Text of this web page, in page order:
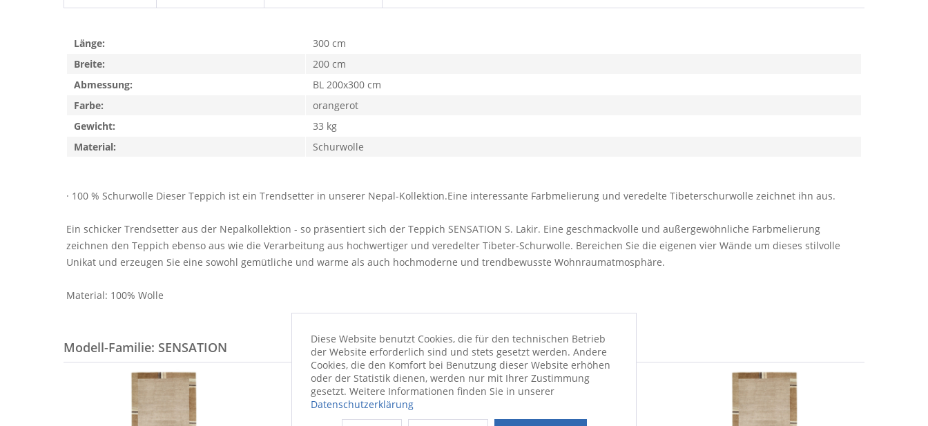
· 100 % Schurwolle Dieser Teppich ist ein Trendsetter in unserer Nepal-Kollektion.Eine interessante Farbmelierung und veredelte Tibeterschurwolle zeichnet ihn aus.
Ein schicker Trendsetter aus der Nepalkollektion - so präsentiert sich der Teppich SENSATION S. Lakir. Eine geschmackvolle und außergewöhnliche Farbmelierung
zeichnen den Teppich ebenso aus wie die Verarbeitung aus hochwertiger und veredelter Tibeter-Schurwolle. Bereichen Sie die eigenen vier Wände um dieses stilvolle
Unikat und erzeugen Sie eine sowohl gemütliche und warme als auch hochmoderne und trendbewusste Wohnraumatmosphäre.
Material: 100% Wolle
Länge:
300 cm
Breite:
200 cm
Abmessung:
BL 200x300 cm
Farbe:
orangerot
Gewicht:
33 kg
Material:
Schurwolle
Modell-Familie: SENSATION
Diese Website benutzt Cookies, die für den technischen Betrieb
der Website erforderlich sind und stets gesetzt werden. Andere
Cookies, die den Komfort bei Benutzung dieser Website erhöhen
oder der Statistik dienen, werden nur mit Ihrer Zustimmung
gesetzt. Weitere Informationen finden Sie in unserer
Datenschutzerklärung